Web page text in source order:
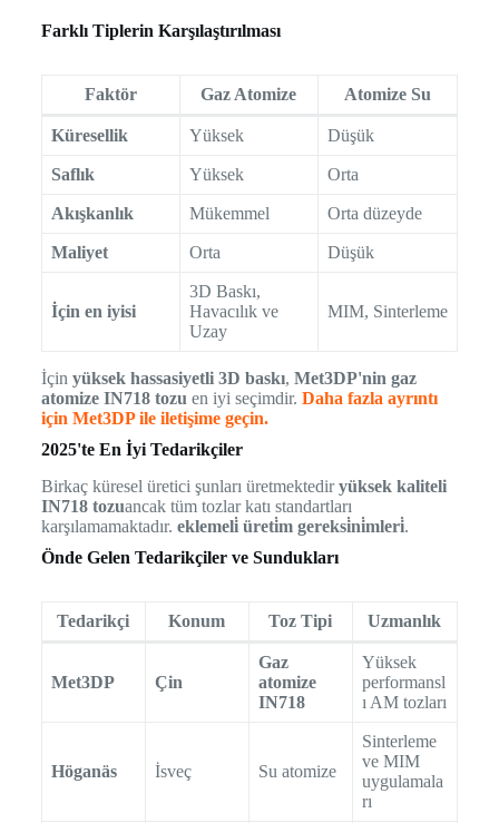
Farklı Tiplerin Karşılaştırılması
Faktör Gaz Atomize Atomize Su
Küresellik Yüksek Düşük
Saflık Yüksek Orta
Akışkanlık Mükemmel Orta düzeyde
Maliyet Orta Düşük
İçin en iyisi
3D Baskı,
Havacılık ve
Uzay
MIM, Sinterleme
İçin yüksek hassasiyetli 3D baskı, Met3DP'nin gaz
atomize IN718 tozu en iyi seçimdir. Daha fazla ayrıntı
için Met3DP ile iletişime geçin.
2025'te En İyi Tedarikçiler
Birkaç küresel üretici şunları üretmektediryüksek kaliteli
IN718 tozuancak tüm tozlar katı standartları
karşılamamaktadır. eklemeli̇ üreti̇m gereksi̇ni̇mleri̇.
Önde Gelen Tedarikçiler ve Sundukları
Tedarikçi Konum Toz Tipi Uzmanlık
Met3DP Çin
Gaz
atomize
IN718
Yüksek
performansl
ı AM tozları
Höganäs İsveç Su atomize
Sinterleme
ve MIM
uygulamala
rı